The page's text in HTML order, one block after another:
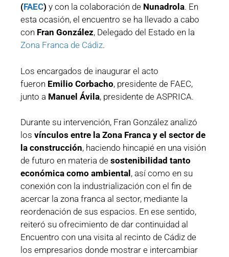
(FAEC) y con la colaboración de Nunadrola. En
esta ocasión, el encuentro se ha llevado a cabo
con Fran González, Delegado del Estado en la
Zona Franca de Cádiz.
Los encargados de inaugurar el acto
fueron Emilio Corbacho, presidente de FAEC,
junto a Manuel Ávila, presidente de ASPRICA.
Durante su intervención, Fran González analizó
los vínculos entre la Zona Franca y el sector de
la construcción, haciendo hincapié en una visión
de futuro en materia de sostenibilidad tanto
económica como ambiental , así como en su
conexión con la industrialización con el fin de
acercar la zona franca al sector, mediante la
reordenación de sus espacios. En ese sentido,
reiteró su ofrecimiento de dar continuidad al
Encuentro con una visita al recinto de Cádiz de
los empresarios donde mostrar e intercambiar